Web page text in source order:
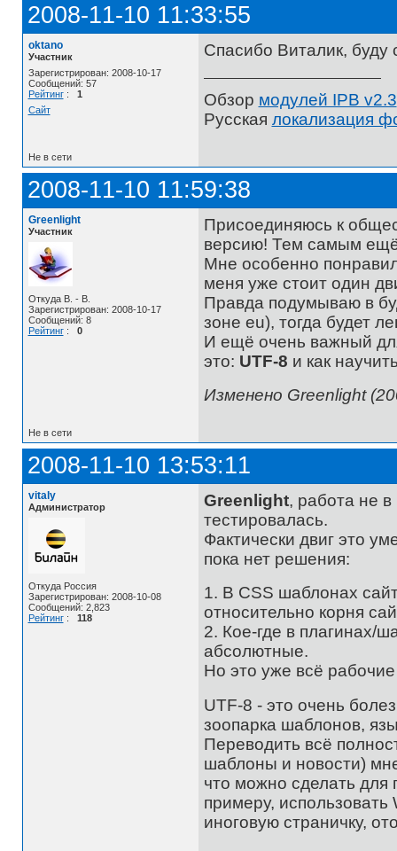
2008-11-10 11:33:55
oktano
Участник
Зарегистрирован: 2008-10-17
Сообщений: 57
Рейтинг: 1
Сайт
Спасибо Виталик, буду
Обзор модулей IPB v2.3
Русская локализация
Не в сети
2008-11-10 11:59:38
Greenlight
Участник
Откуда B. - B.
Зарегистрирован: 2008-10-17
Сообщений: 8
Рейтинг: 0
Присоединяюсь к
версию! Тем самым
Мне особенно
меня уже стоит один
Правда подумываю в
зоне eu), тогда будет
И ещё очень важный
это: UTF-8 и как
Изменено Greenlight
Не в сети
2008-11-10 13:53:11
vitaly
Администратор
Откуда Россия
Зарегистрирован: 2008-10-08
Сообщений: 2,823
Рейтинг: 118
Greenlight, работа не
тестировалась.
Фактически двиг это
пока нет решения:
1. В CSS шаблонах
относительно корня
2. Кое-где в плагинах/
абсолютные.
Но это уже всё
UTF-8 - это очень
зоопарка шаблонов,
Переводить всё
шаблоны и новости)
что можно сделать для
примеру,
иноговую страничку,